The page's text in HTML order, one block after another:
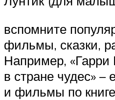
вспомните
фильмы, сказки,
Например, «Гарри
в стране чудес» –
и фильмы по